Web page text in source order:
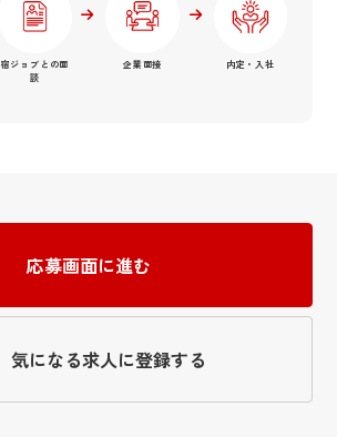
宿ジョブとの面
談
企業面接 内定・入社
応募画面に進む
気になる求人に登録する